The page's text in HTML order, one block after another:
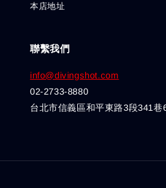
本店地址
聯繫我們
info@divingshot.com
02-2733-8880
台北市信義區和平東路3段341巷